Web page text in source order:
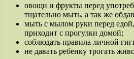
овощи и фрукты перед
тщательно мыть, а так же
мыть с мылом руки перед
приходит с прогулки домой;
соблюдать правила личной
не давать ребенку трогать